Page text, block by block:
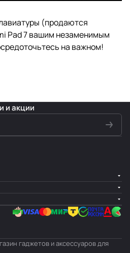
(продаются
Pad 7 вашим незаменимым
на важном!
и акции
гаджетов и аксессуаров для